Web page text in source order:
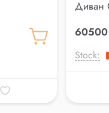
Диван
Stock: